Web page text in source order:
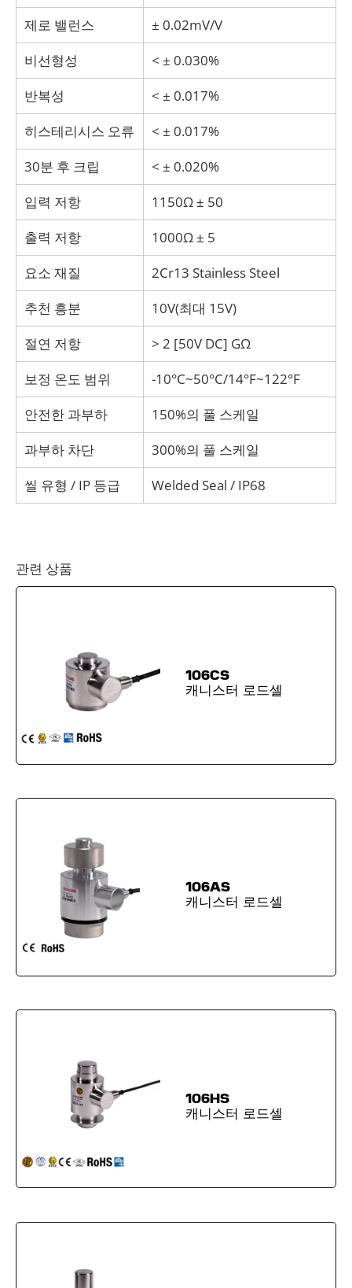
제로 밸런스
± 0.02mV/V
비선형성
< ± 0.030%
반복성
< ± 0.017%
히스테리시스 오류
< ± 0.017%
30분 후 크립
< ± 0.020%
입력 저항
1150Ω ± 50
출력 저항
1000Ω ± 5
요소 재질
2Cr13 Stainless Steel
추천 흥분
10V(최대 15V)
절연 저항
> 2 [50V DC] GΩ
보정 온도 범위
-10°C~50°C/14°F~122°F
안전한 과부하
150%의 풀 스케일
과부하 차단
300%의 풀 스케일
씰 유형 / IP 등급
Welded Seal / IP68
관련 상품
106CS
캐니스터 로드셀
106AS
캐니스터 로드셀
106HS
캐니스터 로드셀